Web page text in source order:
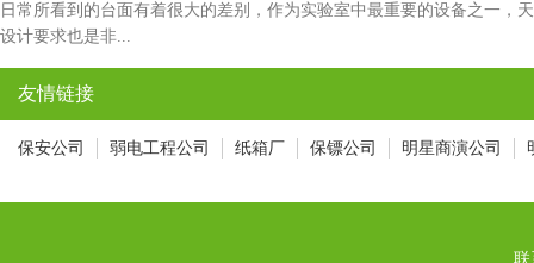
日常所看到的台面有着很大的差别，作为实验室中最重要的设备之一，
设计要求也是非...
友情链接
保安公司 弱电工程公司 纸箱厂 保镖公司 明星商演公司
联